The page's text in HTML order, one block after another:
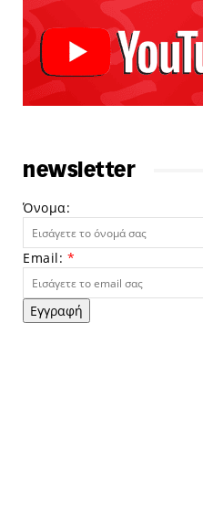
newsletter
Όνομα:
Email: *
Εγγραφή